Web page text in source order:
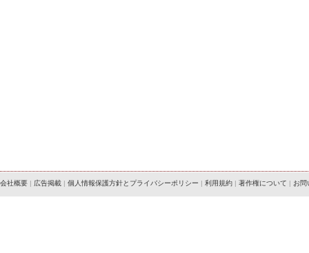
会社概要 | 広告掲載 | 個人情報保護方針とプライバシーポリシー | 利用規約 | 著作権について | お問